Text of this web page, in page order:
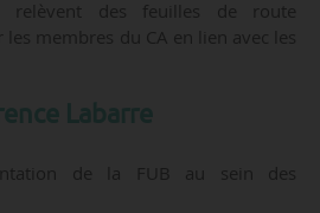
relèvent des feuilles de route
membres du CA en lien avec les
Labarre
de la FUB au sein des